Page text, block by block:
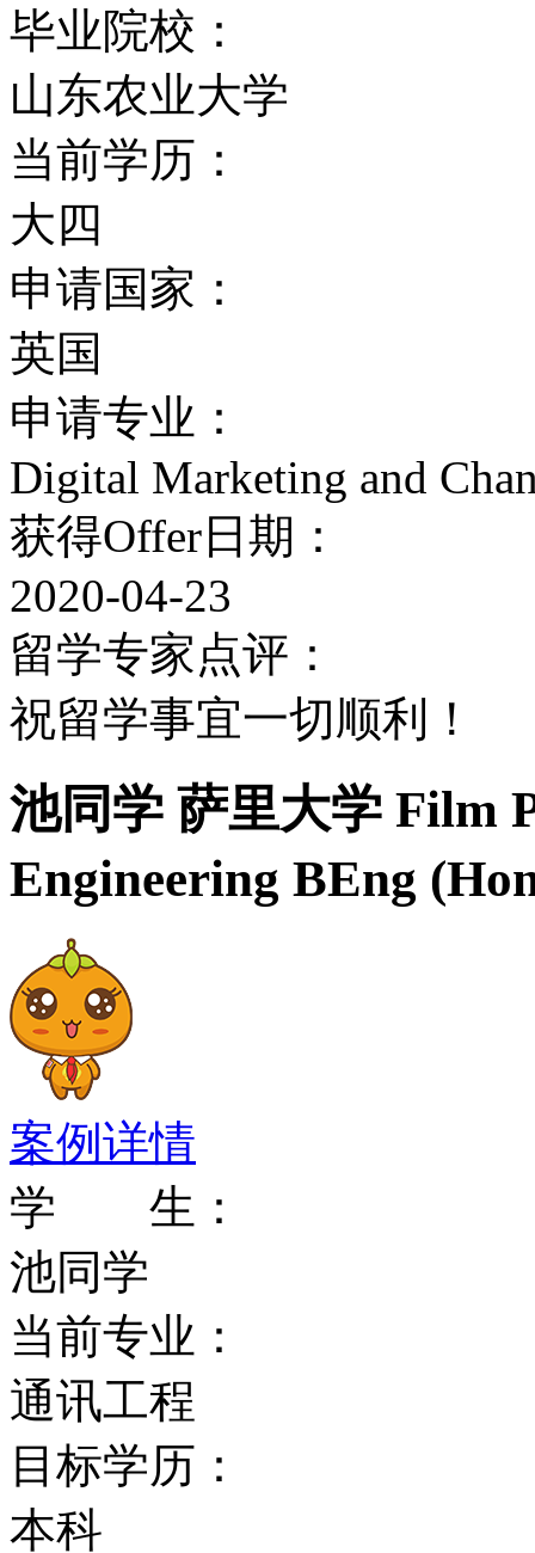
毕业院校：
山东农业大学
当前学历：
大四
申请国家：
英国
申请专业：
Digital Marketing and
获得Offer日期：
2020-04-23
留学专家点评：
祝留学事宜一切顺利！
池同学 萨里大学 Film
Engineering BEng
案例详情
学 生：
池同学
当前专业：
通讯工程
目标学历：
本科